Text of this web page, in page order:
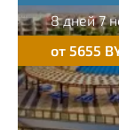
8 дней 7
от 5655